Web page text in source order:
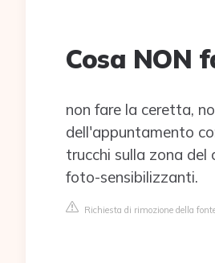
Cosa NON
non fare la ceretta,
dell'appuntamento
trucchi sulla zona
foto-sensibilizzanti.
Richiesta di rimozione della